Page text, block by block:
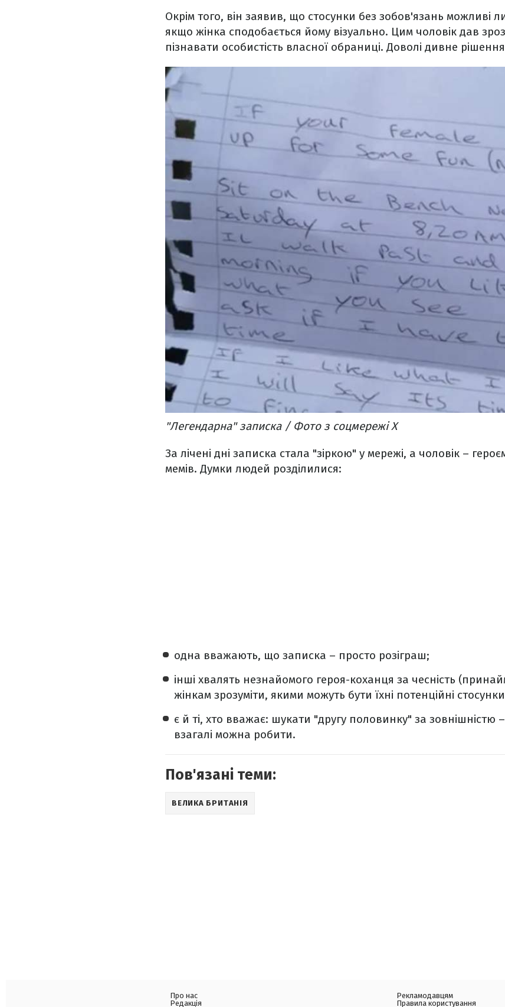
Окрім того, він заявив, що стосунки без зобов'язань можливі
якщо жінка сподобається йому візуально. Цим чоловік дав
пізнавати особистість власної обраниці. Доволі дивне
"Легендарна" записка / Фото з соцмережі X
За лічені дні записка стала "зіркою" у мережі, а чоловік –
мемів. Думки людей розділилися:
одна вважають, що записка – просто розіграш;
інші хвалять незнайомого героя-коханця за чесність
жінкам зрозуміти, якими можуть бути їхні потенційні
є й ті, хто вважає: шукати "другу половинку" за
взагалі можна робити.
Пов'язані теми:
ВЕЛИКА БРИТАНІЯ
Про нас
Редакція
Рекламодавцям
Правила користування